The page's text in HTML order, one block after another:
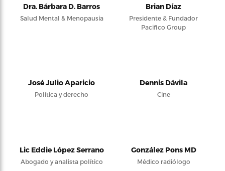
Dra. Bárbara D. Barros
Salud Mental & Menopausia
Brian Díaz
Presidente & Fundador
Pacifico Group
José Julio Aparicio
Política y derecho
Dennis Dávila
Cine
Lic Eddie López Serrano
Abogado y analista político
González Pons MD
Médico radiólogo